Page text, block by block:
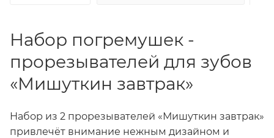
Набор погремушек -
прорезывателей для зубов
«Мишуткин завтрак»
Набор из 2 прорезывателей «Мишуткин завтрак»
привлечёт внимание нежным дизайном и